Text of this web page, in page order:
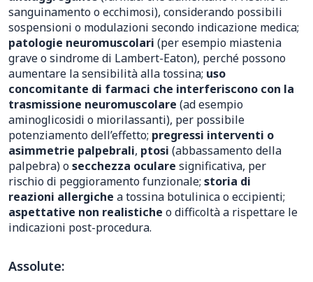
sanguinamento o ecchimosi), considerando possibili
sospensioni o modulazioni secondo indicazione medica;
patologie neuromuscolari (per esempio miastenia
grave o sindrome di Lambert-Eaton), perché possono
aumentare la sensibilità alla tossina; uso
concomitante di farmaci che interferiscono con la
trasmissione neuromuscolare (ad esempio
aminoglicosidi o miorilassanti), per possibile
potenziamento dell’effetto; pregressi interventi o
asimmetrie palpebrali, ptosi (abbassamento della
palpebra) osecchezza oculare significativa, per
rischio di peggioramento funzionale; storia di
reazioni allergiche a tossina botulinica o eccipienti;
aspettative non realistiche o difficoltà a rispettare le
indicazioni post-procedura.
Assolute: